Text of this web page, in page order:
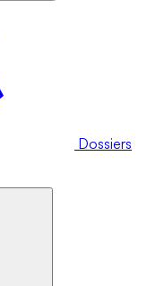
Dossiers